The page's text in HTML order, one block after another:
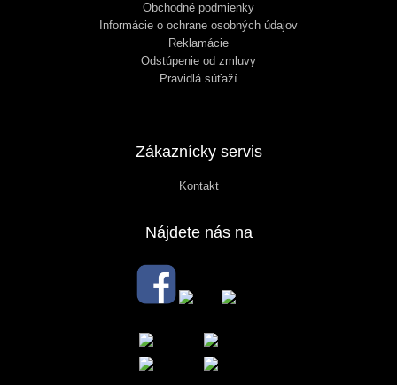
Obchodné podmienky
Informácie o ochrane osobných údajov
Reklamácie
Odstúpenie od zmluvy
Pravidlá súťaží
Zákaznícky servis
Kontakt
Nájdete nás na